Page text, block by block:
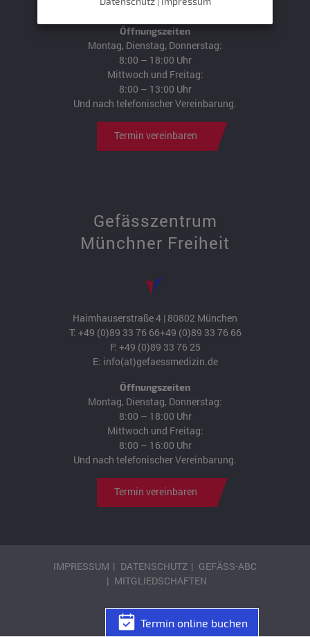
kontakt(at)gefaessmedizin.de
Öffnungszeiten
Montag, Dienstag, Donnerstag:
8:00 – 18:00 Uhr
Mittwoch und Freitag:
8:00 – 13:00 Uhr
Und nach telefonischer Vereinbarung.
Termin vereinbaren
Gefässzentrum
Münchner Freiheit
Haimhauserstraße 4 | 80802 München
T: +49 (0)89 33 76 66+49 (0)89 33 76 66
F: +49 (0)89 33 76 25
E: info(at)gefaessmedizin.de
Öffnungszeiten
Montag, Dienstag, Donnerstag:
8:00 – 18:00 Uhr
Mittwoch und Freitag:
8:00 – 16:00 Uhr
Und nach telefonischer Vereinbarung.
Termin vereinbaren
IMPRESSUM DATENSCHUTZ
GEFÄSS-ABC
MITGLIEDSCHAFTEN
Termin online buchen